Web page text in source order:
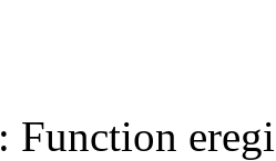
: Function